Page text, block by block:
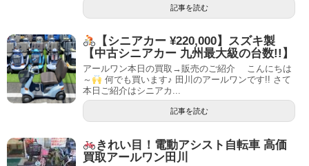
記事を読む
【シニアカー ¥220,000】スズキ製
【中古シニアカー 九州最大級の台数!!】
アールワン本日の買取→販売のご紹介 こんにちは
～
何でも買います♪ 田川のアールワンです!! さて
本日ご紹介はシニアカ...
記事を読む
きれい目！電動アシスト自転車 高価
買取アールワン田川